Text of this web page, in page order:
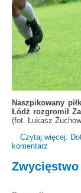
Naszpikowany
Łódź rozgromił
(fot. Łukasz
Czytaj więcej:
komentarz